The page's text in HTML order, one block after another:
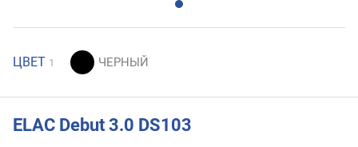
ЦВЕТ 1
ELAC Debut 3.0 DS103